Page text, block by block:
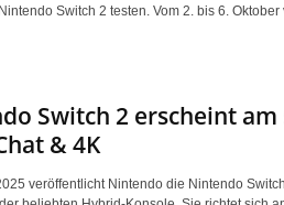
Switch 2 testen. Vom 2. bis 6.
Switch 2 erscheint am
& 4K
veröffentlicht Nintendo die Nintendo